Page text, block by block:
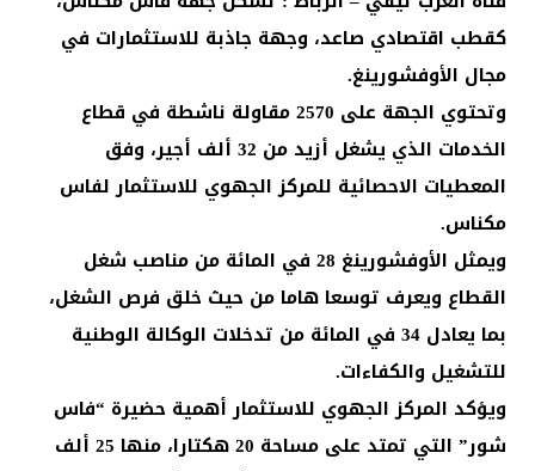
كقطب اقتصادي صاعد، وجهة جاذبة للاستثمارات في
مجال الأوفشورينغ.
وتحتوي الجهة على 2570 مقاولة ناشطة في قطاع
الخدمات الذي يشغل أزيد من 32 ألف أجير، وفق
المعطيات الاحصائية للمركز الجهوي للاستثمار لفاس
مكناس.
ويمثل الأوفشورينغ 28 في المائة من مناصب شغل
القطاع ويعرف توسعا هاما من حيث خلق فرص الشغل،
بما يعادل 34 في المائة من تدخلات الوكالة الوطنية
للتشغيل والكفاءات.
ويؤكد المركز الجهوي للاستثمار أهمية حضيرة “فاس
شور” التي تمتد على مساحة 20 هكتارا، منها 25 ألف